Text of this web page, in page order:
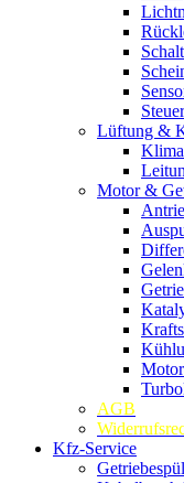
Lüftung &
Motor &
AGB
Kfz-Service